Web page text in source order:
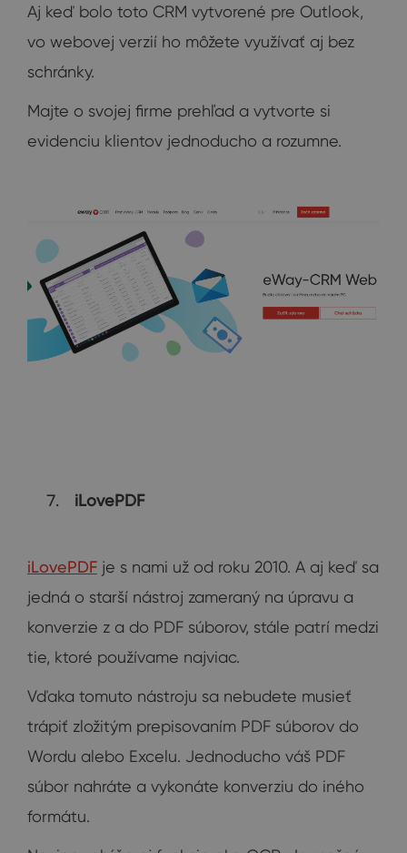
Aj keď bolo toto CRM vytvorené pre Outlook,
vo webovej verzií ho môžete využívať aj bez
schránky.
Majte o svojej firme prehľad a vytvorte si
evidenciu klientov jednoducho a rozumne.
iLovePDF
iLovePDF je s nami už od roku 2010. A aj keď sa
jedná o starší nástroj zameraný na úpravu a
konverzie z a do PDF súborov, stále patrí medzi
tie, ktoré používame najviac.
Vďaka tomuto nástroju sa nebudete musieť
trápiť zložitým prepisovaním PDF súborov do
Wordu alebo Excelu. Jednoducho váš PDF
súbor nahráte a vykonáte konverziu do iného
formátu.